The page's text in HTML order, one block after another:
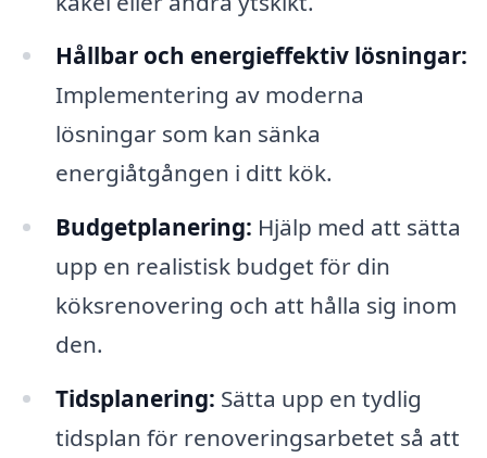
Hållbar och energieffektiv lösningar:
Implementering av moderna
lösningar som kan sänka
energiåtgången i ditt kök.
Budgetplanering: Hjälp med att sätta
upp en realistisk budget för din
köksrenovering och att hålla sig inom
den.
Tidsplanering: Sätta upp en tydlig
tidsplan för renoveringsarbetet så att